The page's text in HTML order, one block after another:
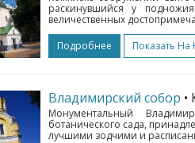
раскинувшийся у
величественных
Подробнее
Показать На
Владимирский собор •
Монументальный
ботанического сада,
лучшими зодчими и